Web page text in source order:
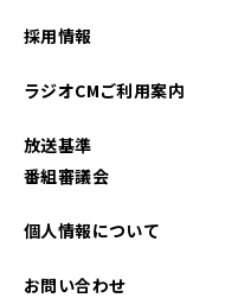
採用情報
ラジオCMご利用案内
放送基準
番組審議会
個人情報について
お問い合わせ